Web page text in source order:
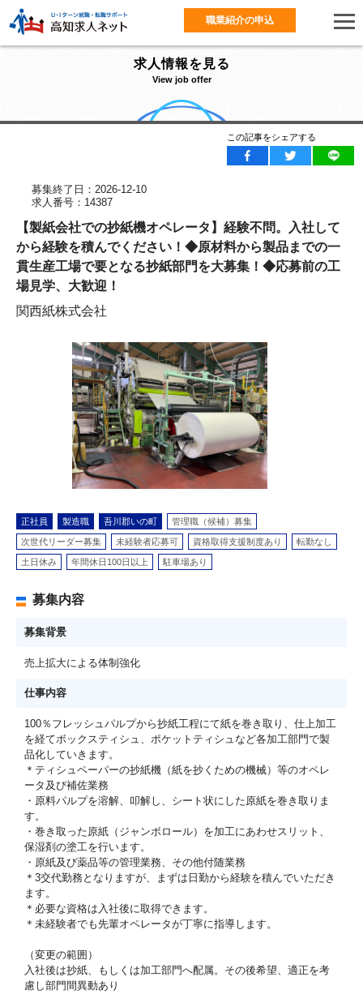
職業紹介の申込
求人情報を見る
View job offer
この記事をシェアする
募集終了日：2026-12-10
求人番号：14387
【製紙会社での抄紙機オペレータ】経験不問。入社して
から経験を積んでください！◆原材料から製品までの一
貫生産工場で要となる抄紙部門を大募集！◆応募前の工
場見学、大歓迎！
関西紙株式会社
正社員 製造職 吾川郡いの町 管理職（候補）募集
次世代リーダー募集 未経験者応募可 資格取得支援制度あり 転勤なし
土日休み 年間休日100日以上 駐車場あり
募集内容
募集背景
売上拡大による体制強化
仕事内容
100％フレッシュパルプから抄紙工程にて紙を巻き取り、仕上加工
を経てボックスティシュ、ポケットティシュなど各加工部門で製
品化していきます。
＊ティシュペーパーの抄紙機（紙を抄くための機械）等のオペレ
ータ及び補佐業務
・原料パルプを溶解、叩解し、シート状にした原紙を巻き取りま
す。
・巻き取った原紙（ジャンボロール）を加工にあわせスリット、
保湿剤の塗工を行います。
・原紙及び薬品等の管理業務、その他付随業務
＊3交代勤務となりますが、まずは日勤から経験を積んでいただき
ます。
＊必要な資格は入社後に取得できます。
＊未経験者でも先輩オペレータが丁寧に指導します。
（変更の範囲）
入社後は抄紙、もしくは加工部門へ配属。その後希望、適正を考
慮し部門間異動あり